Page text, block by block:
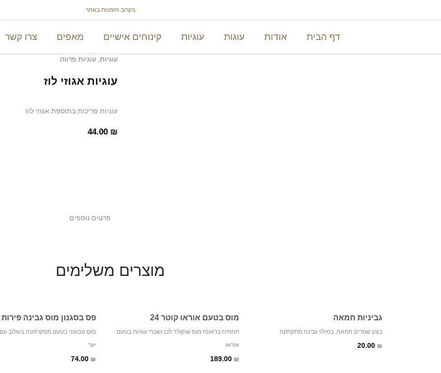
בקרוב הזמנות באתר
דף הבית אודות עוגות עוגיות קינוחים אישיים מאפים צרו קשר
עוגיות, עוגיות פרווה
עוגיות אגוזי לוז
עוגיות פריכות בתוספת אגוזי לוז
44.00 ₪
פרטים נוספים
מוצרים משלימים
גביניות חמאה
20.00 ₪
בצק שמרים חמאה, במילוי גבינה מתקתקה
מוס בטעם אוראו קוטר 24
189.00 ₪
תחתית בראוניז מוס שוקולד לבן ושברי עוגיות בטעם
אוראו
פס בסגנון מוס גבינה פירות
74.00 ₪
מוס טבעוני בטעם מסקרפונה בשלוב עם
יער